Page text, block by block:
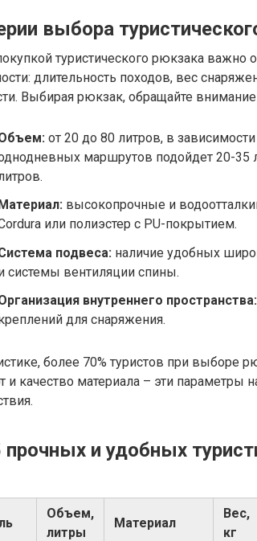
выбора
туристического рюкзака важно
длительность походов, вес
Выбирая рюкзак, обращайте
от 20 до 80 литров, в
маршрутов подойдет 20-35
Материал: высокопрочные и
или полиэстер с PU-покрытием.
подвеса: наличие удобных
системы вентиляции спины.
внутреннего пространства:
для снаряжения.
более 70% туристов при выборе
и качество материала – эти параметры
прочных и удобных
Объем,
литры
Материал
Вес,
кг